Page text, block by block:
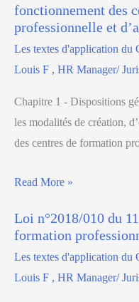
fonctionnement des
professionnelle et
Les textes d'application du
Louis F , HR Manager/
Chapitre 1 ‐ Dispositions
les modalités de création,
des centres de formation
Read More »
Loi n°2018/010 du
formation
Les textes d'application du
Louis F , HR Manager/